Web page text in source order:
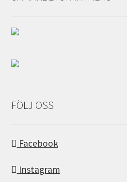
FÖLJ OSS
Facebook
Instagram